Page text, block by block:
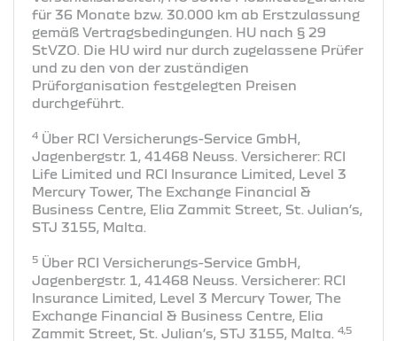
für 36 Monate bzw. 30.000 km ab Erstzulassung
gemäß Vertragsbedingungen. HU nach § 29
StVZO. Die HU wird nur durch zugelassene Prüfer
und zu den von der zuständigen
Prüforganisation festgelegten Preisen
durchgeführt.
4 Über RCI Versicherungs-Service GmbH,
Jagenbergstr. 1, 41468 Neuss. Versicherer: RCI
Life Limited und RCI Insurance Limited, Level 3
Mercury Tower, The Exchange Financial &
Business Centre, Elia Zammit Street, St. Julian’s,
STJ 3155, Malta.
5 Über RCI Versicherungs-Service GmbH,
Jagenbergstr. 1, 41468 Neuss. Versicherer: RCI
Insurance Limited, Level 3 Mercury Tower, The
Exchange Financial & Business Centre, Elia
Zammit Street, St. Julian’s, STJ 3155, Malta.
4,5